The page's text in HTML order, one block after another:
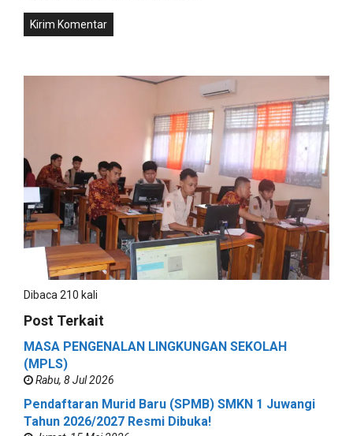
Dibaca 210 kali
Post Terkait
MASA PENGENALAN LINGKUNGAN SEKOLAH
(MPLS)
Rabu, 8 Jul 2026
Pendaftaran Murid Baru (SPMB) SMKN 1 Juwangi
Tahun 2026/2027 Resmi Dibuka!